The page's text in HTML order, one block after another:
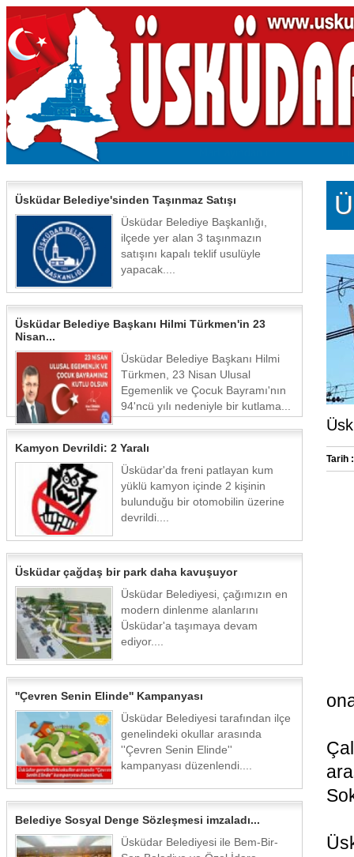
Üsküdar Belediye'sinden Taşınmaz Satışı
Üsküdar Belediye Başkanlığı,
ilçede yer alan 3 taşınmazın
satışını kapalı teklif usulüyle
yapacak....
Üsküdar Belediye Başkanı Hilmi Türkmen'in 23
Nisan...
Üsküdar Belediye Başkanı Hilmi
Türkmen, 23 Nisan Ulusal
Egemenlik ve Çocuk Bayramı'nın
94'ncü yılı nedeniyle bir kutlama...
Kamyon Devrildi: 2 Yaralı
Üsküdar'da freni patlayan kum
yüklü kamyon içinde 2 kişinin
bulunduğu bir otomobilin üzerine
devrildi....
Üsküdar çağdaş bir park daha kavuşuyor
Üsküdar Belediyesi, çağımızın en
modern dinlenme alanlarını
Üsküdar'a taşımaya devam
ediyor....
''Çevren Senin Elinde'' Kampanyası
Üsküdar Belediyesi tarafından ilçe
genelindeki okullar arasında
''Çevren Senin Elinde''
kampanyası düzenlendi....
Belediye Sosyal Denge Sözleşmesi imzaladı...
Üsküdar Belediyesi ile Bem-Bir-
Tarih :